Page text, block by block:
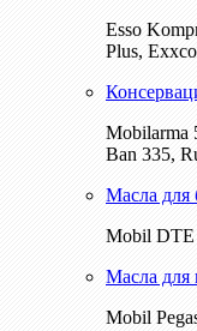
Esso
Plus,
Mobilarma
Ban 335,
Масла для
Mobil DTE
Масла для
Mobil